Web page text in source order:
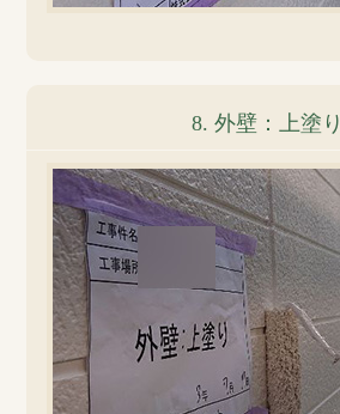
8. 外壁：上塗り